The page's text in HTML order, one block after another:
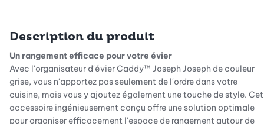
Description du produit
Un rangement efficace pour votre évier
Avec l'organisateur d'évier Caddy™ Joseph Joseph de couleur
grise, vous n'apportez pas seulement de l'ordre dans votre
cuisine, mais vous y ajoutez également une touche de style. Cet
accessoire ingénieusement conçu offre une solution optimale
pour organiser efficacement l'espace de rangement autour de